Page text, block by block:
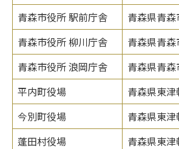
青森市役所 駅前庁舎
青森県青
青森市役所 柳川庁舎
青森県青
青森市役所 浪岡庁舎
青森県青
平内町役場
青森県東
今別町役場
青森県東
蓬田村役場
青森県東